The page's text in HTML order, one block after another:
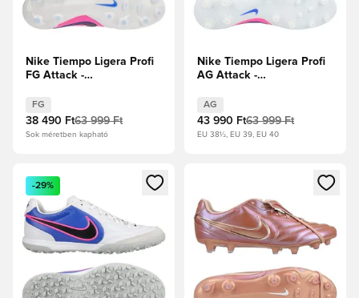
Nike Tiempo Ligera Profi
FG Attack -
Blue/Pink Blast
FG
38 490 Ft63 999 Ft
Sok méretben kapható
Nike Tiempo Ligera Profi
AG Attack -
Blue/Pink Blast
AG
43 990 Ft63 999 Ft
EU 38½, EU 39, EU 40
Megnyit egy modált a bejelentkezéshez vagy a tagként
-29%
Megnyit egy modált a